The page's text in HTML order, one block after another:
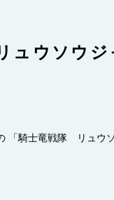
ウソウジ
「騎士竜戦隊 リュウ